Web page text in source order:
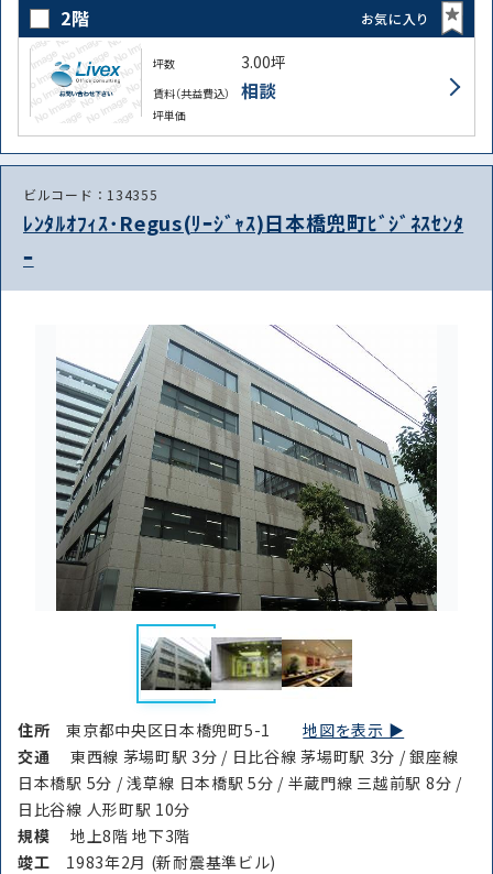
2階 お気に入り
坪数 3.00坪
賃料（共益費込） 相談
坪単価
ビルコード：134355
ﾚﾝﾀﾙｵﾌｨｽ･Regus(ﾘｰｼﾞｬｽ)日本橋兜町ﾋﾞｼﾞﾈｽｾﾝﾀ
ｰ
住所東京都中央区日本橋兜町5-1地図を表示 ▶︎
交通
東西線 茅場町駅 3分 / 日比谷線 茅場町駅 3分 / 銀座線
日本橋駅 5分 / 浅草線 日本橋駅 5分 / 半蔵門線 三越前駅 8分 /
日比谷線 人形町駅 10分
規模
地上8階 地下3階
竣⼯ 1983年2月 (新耐震基準ビル)